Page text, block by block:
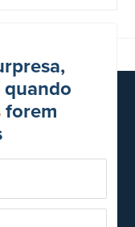
quando
forem